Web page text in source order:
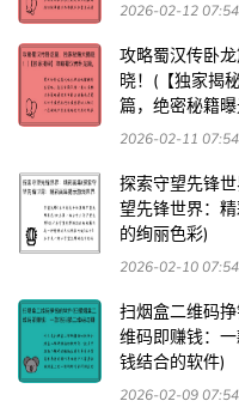
2026-02-12
攻略蜀汉传卧
晓！(【独家揭
篇，绝密秘籍
2026-02-11
探索守望先锋
望先锋世界：
的绚丽色彩)
2026-02-10
扫烟盒二维码
维码即赚钱：
钱结合的软件)
2026-02-09